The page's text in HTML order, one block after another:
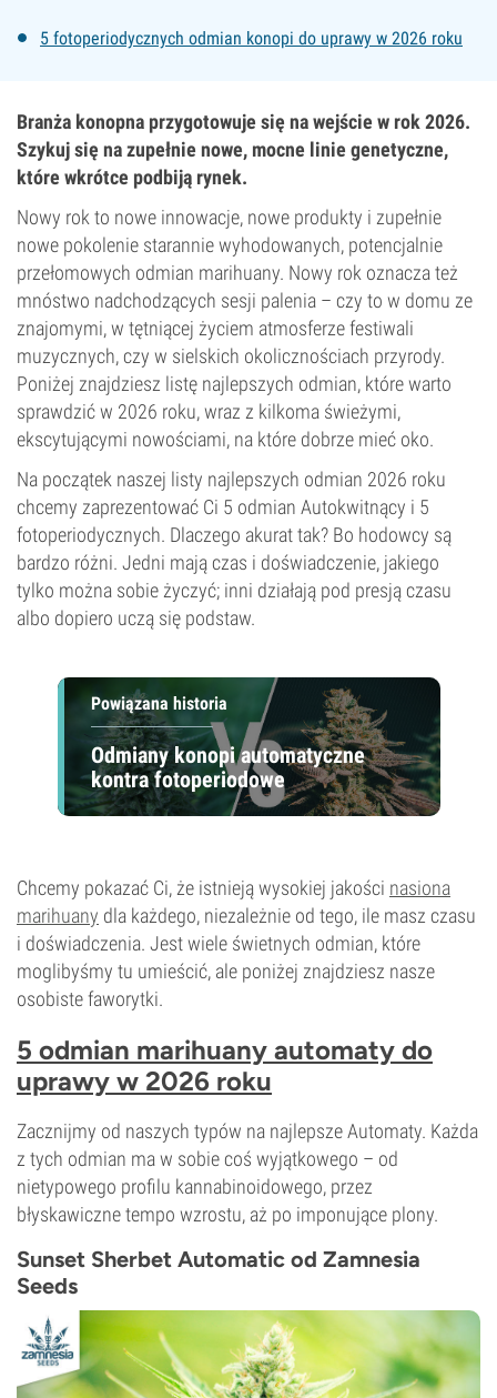
5 fotoperiodycznych odmian konopi do uprawy w 2026 roku
Branża konopna przygotowuje się na wejście w rok 2026.
Szykuj się na zupełnie nowe, mocne linie genetyczne,
które wkrótce podbiją rynek.
Nowy rok to nowe innowacje, nowe produkty i zupełnie
nowe pokolenie starannie wyhodowanych, potencjalnie
przełomowych odmian marihuany. Nowy rok oznacza też
mnóstwo nadchodzących sesji palenia – czy to w domu ze
znajomymi, w tętniącej życiem atmosferze festiwali
muzycznych, czy w sielskich okolicznościach przyrody.
Poniżej znajdziesz listę najlepszych odmian, które warto
sprawdzić w 2026 roku, wraz z kilkoma świeżymi,
ekscytującymi nowościami, na które dobrze mieć oko.
Na początek naszej listy najlepszych odmian 2026 roku
chcemy zaprezentować Ci 5 odmian Autokwitnący i 5
fotoperiodycznych. Dlaczego akurat tak? Bo hodowcy są
bardzo różni. Jedni mają czas i doświadczenie, jakiego
tylko można sobie życzyć; inni działają pod presją czasu
albo dopiero uczą się podstaw.
Powiązana historia
Odmiany konopi automatyczne
kontra fotoperiodowe
Chcemy pokazać Ci, że istnieją wysokiej jakości nasiona
marihuany dla każdego, niezależnie od tego, ile masz czasu
i doświadczenia. Jest wiele świetnych odmian, które
moglibyśmy tu umieścić, ale poniżej znajdziesz nasze
osobiste faworytki.
5 odmian marihuany automaty do
uprawy w 2026 roku
Zacznijmy od naszych typów na najlepsze Automaty. Każda
z tych odmian ma w sobie coś wyjątkowego – od
nietypowego profilu kannabinoidowego, przez
błyskawiczne tempo wzrostu, aż po imponujące plony.
Sunset Sherbet Automatic od Zamnesia
Seeds